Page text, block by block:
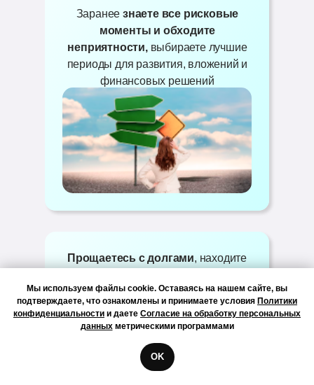
Прощаетесь с долгами, находите
проблем - и легкопозволяете себе
все желаемое
Заранеезнаете все рисковые
моменты и обходите
неприятности,выбираете лучшие
периоды для развития, вложений и
финансовых решений
Мы используем файлы cookie. Оставаясь на нашем сайте, вы
подтверждаете, что ознакомлены и принимаете условия Политики
конфиденциальности и даете Согласие на обработку персональных
данныхметрическими программами
OK